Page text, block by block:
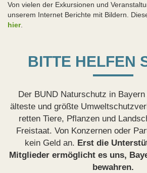
Von vielen der Exkursionen und
unserem Internet Berichte mit Bildern.
hier.
BITTE HELFEN
Der BUND Naturschutz in
älteste und größte
retten Tiere, Pflanzen und
Freistaat. Von Konzernen oder
kein Geld an. Erst die
Mitglieder ermöglicht es uns,
bewahren.